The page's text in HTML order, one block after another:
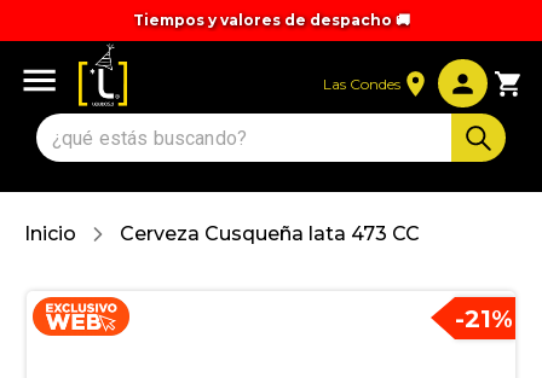
Tiempos y valores de despacho 🚚
Las Condes
Inicio Cerveza Cusqueña lata 473 CC
-21%